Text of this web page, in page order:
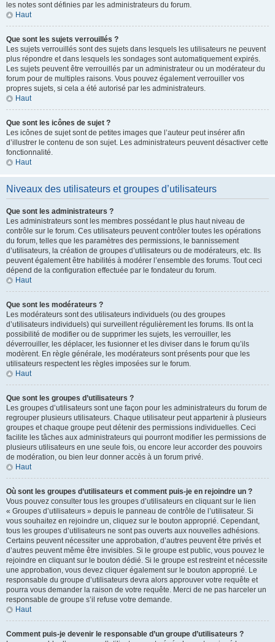
les notes sont définies par les administrateurs du forum.
Haut
Que sont les sujets verrouillés ?
Les sujets verrouillés sont des sujets dans lesquels les utilisateurs ne peuvent
plus répondre et dans lesquels les sondages sont automatiquement expirés.
Les sujets peuvent être verrouillés par un administrateur ou un modérateur du
forum pour de multiples raisons. Vous pouvez également verrouiller vos
propres sujets, si cela a été autorisé par les administrateurs.
Haut
Que sont les icônes de sujet ?
Les icônes de sujet sont de petites images que l’auteur peut insérer afin
d’illustrer le contenu de son sujet. Les administrateurs peuvent désactiver cette
fonctionnalité.
Haut
Niveaux des utilisateurs et groupes d’utilisateurs
Que sont les administrateurs ?
Les administrateurs sont les membres possédant le plus haut niveau de
contrôle sur le forum. Ces utilisateurs peuvent contrôler toutes les opérations
du forum, telles que les paramètres des permissions, le bannissement
d’utilisateurs, la création de groupes d’utilisateurs ou de modérateurs, etc. Ils
peuvent également être habilités à modérer l’ensemble des forums. Tout ceci
dépend de la configuration effectuée par le fondateur du forum.
Haut
Que sont les modérateurs ?
Les modérateurs sont des utilisateurs individuels (ou des groupes
d’utilisateurs individuels) qui surveillent régulièrement les forums. Ils ont la
possibilité de modifier ou de supprimer les sujets, les verrouiller, les
déverrouiller, les déplacer, les fusionner et les diviser dans le forum qu’ils
modèrent. En règle générale, les modérateurs sont présents pour que les
utilisateurs respectent les règles imposées sur le forum.
Haut
Que sont les groupes d’utilisateurs ?
Les groupes d’utilisateurs sont une façon pour les administrateurs du forum de
regrouper plusieurs utilisateurs. Chaque utilisateur peut appartenir à plusieurs
groupes et chaque groupe peut détenir des permissions individuelles. Ceci
facilite les tâches aux administrateurs qui pourront modifier les permissions de
plusieurs utilisateurs en une seule fois, ou encore leur accorder des pouvoirs
de modération, ou bien leur donner accès à un forum privé.
Haut
Où sont les groupes d’utilisateurs et comment puis-je en rejoindre un ?
Vous pouvez consulter tous les groupes d’utilisateurs en cliquant sur le lien
« Groupes d’utilisateurs » depuis le panneau de contrôle de l’utilisateur. Si
vous souhaitez en rejoindre un, cliquez sur le bouton approprié. Cependant,
tous les groupes d’utilisateurs ne sont pas ouverts aux nouvelles adhésions.
Certains peuvent nécessiter une approbation, d’autres peuvent être privés et
d’autres peuvent même être invisibles. Si le groupe est public, vous pouvez le
rejoindre en cliquant sur le bouton dédié. Si le groupe est restreint et nécessite
une approbation, vous devez cliquer également sur le bouton approprié. Le
responsable du groupe d’utilisateurs devra alors approuver votre requête et
pourra vous demander la raison de votre requête. Merci de ne pas harceler un
responsable de groupe s’il refuse votre demande.
Haut
Comment puis-je devenir le responsable d’un groupe d’utilisateurs ?